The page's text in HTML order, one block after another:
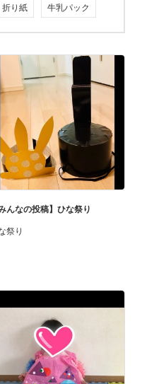
折り紙 牛乳パック
みんなの投稿】ひな祭り
祭り